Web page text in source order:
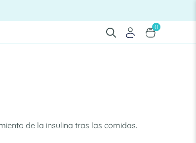
0
de la insulina tras las comidas.